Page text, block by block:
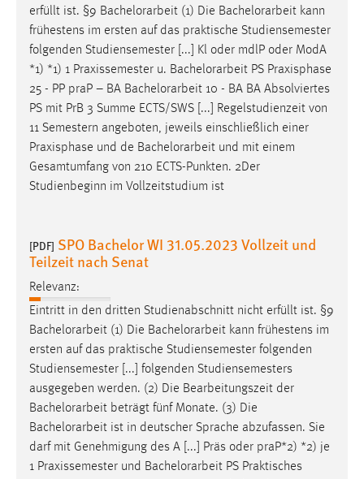
erfüllt ist. §9 Bachelorarbeit (1) Die Bachelorarbeit kann
frühestens im ersten auf das praktische Studiensemester
folgenden Studiensemester [...] Kl oder mdlP oder ModA
*1) *1) 1 Praxissemester u. Bachelorarbeit PS Praxisphase
25 - PP praP – BA Bachelorarbeit 10 - BA BA Absolviertes
PS mit PrB 3 Summe ECTS/SWS [...] Regelstudienzeit von
11 Semestern angeboten, jeweils einschließlich einer
Praxisphase und de Bachelorarbeit und mit einem
Gesamtumfang von 210 ECTS-Punkten. 2Der
Studienbeginn im Vollzeitstudium ist
[PDF] SPO Bachelor WI 31.05.2023 Vollzeit und
Teilzeit nach Senat
Relevanz:
Eintritt in den dritten Studienabschnitt nicht erfüllt ist. §9
Bachelorarbeit (1) Die Bachelorarbeit kann frühestens im
ersten auf das praktische Studiensemester folgenden
Studiensemester [...] folgenden Studiensemesters
ausgegeben werden. (2) Die Bearbeitungszeit der
Bachelorarbeit beträgt fünf Monate. (3) Die
Bachelorarbeit ist in deutscher Sprache abzufassen. Sie
darf mit Genehmigung des A [...] Präs oder praP*2) *2) je
1 Praxissemester und Bachelorarbeit PS Praktisches